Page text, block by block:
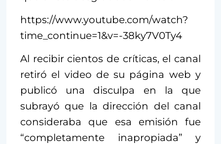
https://www.youtube.com/watch?
time_continue=1&v=-38ky7V0Ty4
Al recibir cientos de críticas, el canal
retiró el video de su página web y
publicó una disculpa en la que
subrayó que la dirección del canal
consideraba que esa emisión fue
“completamente inapropiada” y